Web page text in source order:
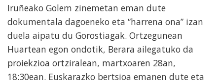
Iruñeako Golem zinemetan eman dute
dokumentala dagoeneko eta “harrena ona” izan
duela aipatu du Gorostiagak. Ortzegunean
Huartean egon ondotik, Berara ailegatuko da
proiekzioa ortziralean, martxoaren 28an,
18:30ean. Euskarazko bertsioa emanen dute eta